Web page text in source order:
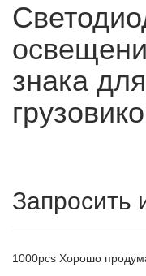
знака
1000pcs Хорошо